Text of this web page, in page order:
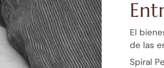
El
de las
Spiral